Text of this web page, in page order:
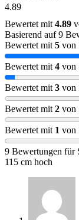
4.89
Bewertet mit 4.89
Basierend auf 9
Bewertet mit 5 von
Bewertet mit 4 von
Bewertet mit 3 von
Bewertet mit 2 von
Bewertet mit 1 von
9 Bewertungen für
115 cm hoch